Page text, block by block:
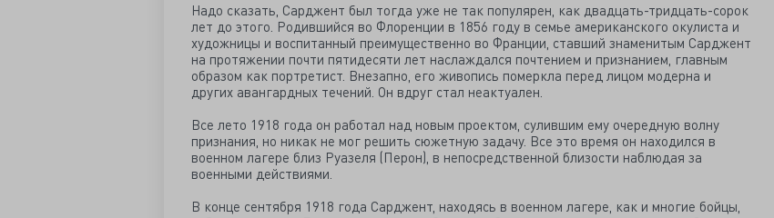
Надо сказать, Сарджент был тогда уже не так популярен, как двадцать-тридцать-сорок
лет до этого. Родившийся во Флоренции в 1856 году в семье американского окулиста и
художницы и воспитанный преимущественно во Франции, ставший знаменитым Сарджент
на протяжении почти пятидесяти лет наслаждался почтением и признанием, главным
образом как портретист. Внезапно, его живопись померкла перед лицом модерна и
других авангардных течений. Он вдруг стал неактуален.
Все лето 1918 года он работал над новым проектом, сулившим ему очередную волну
признания, но никак не мог решить сюжетную задачу. Все это время он находился в
военном лагере близ Руазеля (Перон), в непосредственной близости наблюдая за
военными действиями.
В конце сентября 1918 года Сарджент, находясь в военном лагере, как и многие бойцы,